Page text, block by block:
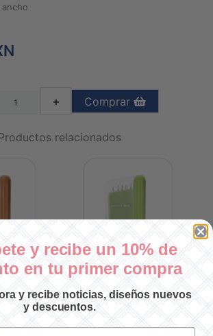
ancho
+ Comprar
relacionados
CON 10
2
CAJITA ORGANIZADORA CON 10
AGUJAS VERDE
SKU: CKSW023-1
$77.00 MXN
y recibe un 10% de
en tu primer compra
y recibe noticias, diseños nuevos
y descuentos.